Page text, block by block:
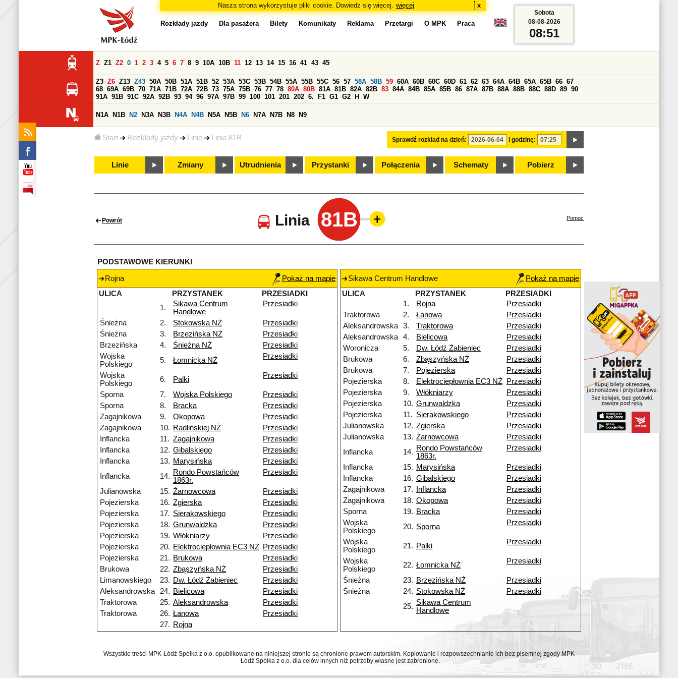
Nasza strona wykorzystuje pliki cookie. Dowiedz się więcej. więcej x
Start Rozkłady jazdy Linie Linia 81B
Rozkłady jazdy Dla pasażera Bilety Komunikaty Reklama Przetargi O MPK Praca
Sprawdź rozkład na dzień: i godzinę:
Z Z1 Z2 0 1 2 3 4 5 6 7 8 9 10A 10B 11 12 13 14 15 16 41 43 45
Z3 Z6 Z13 Z43 50A 50B 51A 51B 52 53A 53C 53B 54B 55A 55B 55C 56 57 58A 58B 59 60A 60B 60C 60D 61 62 63 64A 64B 65A 65B 66 67
68 69A 69B 70 71A 71B 72A 72B 73 75A 75B 76 77 78 80A 80B 81A 81B 82A 82B 83 84A 84B 85A 85B 86 87A 87B 88A 88B 88C 88D 89 90
91A 91B 91C 92A 92B 93 94 96 97A 97B 99 100 101 201 202 6. F1 G1 G2 H W
N1A N1B N2 N3A N3B N4A N4B N5A N5B N6 N7A N7B N8 N9
Linie Zmiany Utrudnienia Przystanki Połączenia Schematy Pobierz
Sobota
08-08-2026
08:51
Powrót Linia 81B Pomoc
PODSTAWOWE KIERUNKI
Rojna
Pokaż na mapie
ULICA
PRZYSTANEK
PRZESIADKI
1.
Sikawa Centrum
Handlowe
Przesiadki
Śnieżna 2. Stokowska NŻ
Przesiadki
Śnieżna
3. Brzezińska NŻ
Przesiadki
Brzezińska
4. Śnieżna NŻ
Przesiadki
Wojska
Polskiego
5. Łomnicka NŻ Przesiadki
Wojska
Polskiego
6. Palki Przesiadki
Sporna 7. Wojska Polskiego
Przesiadki
Sporna
8. Bracka
Przesiadki
Zagajnikowa
9. Okopowa
Przesiadki
Zagajnikowa
10. Radlińskiej NŻ
Przesiadki
Inflancka
11. Zagajnikowa
Przesiadki
Inflancka
12. Gibalskiego
Przesiadki
Inflancka
13. Marysińska
Przesiadki
Inflancka
14. Rondo Powstańców
1863r.
Przesiadki
Julianowska 15. Żarnowcowa
Przesiadki
Pojezierska
16. Zgierska
Przesiadki
Pojezierska
17. Sierakowskiego
Przesiadki
Pojezierska
18. Grunwaldzka
Przesiadki
Pojezierska
19. Włókniarzy
Przesiadki
Pojezierska
20. Elektrociepłownia EC3 NŻ Przesiadki
Pojezierska
21. Brukowa
Przesiadki
Brukowa
22. Zbąszyńska NŻ
Przesiadki
Limanowskiego
23. Dw. Łódź Żabieniec
Przesiadki
Aleksandrowska
24. Bielicowa
Przesiadki
Traktorowa
25. Aleksandrowska
Przesiadki
Traktorowa
26. Łanowa
Przesiadki
27. Rojna
Sikawa Centrum Handlowe
Pokaż na mapie
ULICA
PRZYSTANEK
PRZESIADKI
1.
Rojna
Przesiadki
Traktorowa
2. Łanowa
Przesiadki
Aleksandrowska
3. Traktorowa
Przesiadki
Aleksandrowska
4. Bielicowa
Przesiadki
Woronicza
5. Dw. Łódź Żabieniec
Przesiadki
Brukowa
6. Zbąszyńska NŻ
Przesiadki
Brukowa
7. Pojezierska
Przesiadki
Pojezierska
8. Elektrociepłownia EC3 NŻ
Przesiadki
Pojezierska
9. Włókniarzy
Przesiadki
Pojezierska
10. Grunwaldzka
Przesiadki
Pojezierska
11. Sierakowskiego
Przesiadki
Julianowska
12. Zgierska
Przesiadki
Julianowska
13. Żarnowcowa
Przesiadki
Inflancka
14. Rondo Powstańców
1863r.
Przesiadki
Inflancka 15. Marysińska
Przesiadki
Inflancka
16. Gibalskiego
Przesiadki
Zagajnikowa
17. Inflancka
Przesiadki
Zagajnikowa
18. Okopowa
Przesiadki
Sporna
19. Bracka
Przesiadki
Wojska
Polskiego
20. Sporna Przesiadki
Wojska
Polskiego
21. Palki Przesiadki
Wojska
Polskiego
22. Łomnicka NŻ Przesiadki
Śnieżna 23. Brzezińska NŻ
Przesiadki
Śnieżna
24. Stokowska NŻ
Przesiadki
25. Sikawa Centrum
Handlowe
Wszystkie treści MPK-Łódź Spółka z o.o. opublikowane na niniejszej stronie są chronione prawem autorskim. Kopiowanie i rozpowszechnianie ich bez pisemnej zgody MPK-
Łódź Spółka z o.o. dla celów innych niż potrzeby własne jest zabronione.